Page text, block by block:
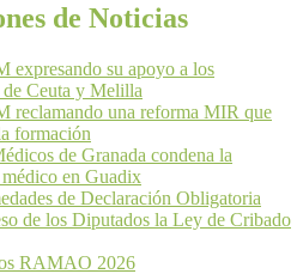
de Noticias
expresando su apoyo a los
de Ceuta y Melilla
reclamando una reforma MIR que
formación
de Granada condena la
en Guadix
de Declaración Obligatoria
de los Diputados la Ley de Cribado
RAMAO 2026